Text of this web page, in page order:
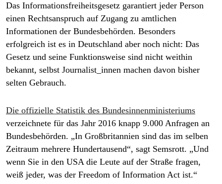
Das Informationsfreiheitsgesetz garantiert jeder Person
einen Rechtsanspruch auf Zugang zu amtlichen
Informationen der Bundesbehörden. Besonders
erfolgreich ist es in Deutschland aber noch nicht: Das
Gesetz und seine Funktionsweise sind nicht weithin
bekannt, selbst Journalist_innen machen davon bisher
selten Gebrauch.
Die offizielle Statistik des Bundesinnenministeriums
verzeichnete für das Jahr 2016 knapp 9.000 Anfragen an
Bundesbehörden. „In Großbritannien sind das im selben
Zeitraum mehrere Hundertausend“, sagt Semsrott. „Und
wenn Sie in den USA die Leute auf der Straße fragen,
weiß jeder, was der Freedom of Information Act ist.“